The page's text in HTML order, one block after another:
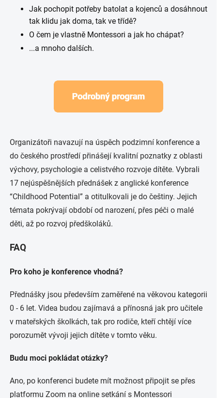
Jak pochopit potřeby batolat a kojenců a dosáhnout
tak klidu jak doma, tak ve třídě?
O čem je vlastně Montessori a jak ho chápat?
...a mnoho dalších.
Organizátoři navazují na úspěch podzimní konference a
do českého prostředí přinášejí kvalitní poznatky z oblasti
výchovy, psychologie a celistvého rozvoje dítěte. Vybrali
17 nejúspěšnějších přednášek z anglické konference
“Childhood Potential” a otitulkovali je do češtiny. Jejich
témata pokrývají období od narození, přes péči o malé
děti, až po rozvoj předškoláků.
FAQ
Pro koho je konference vhodná?
Přednášky jsou především zaměřené na věkovou kategorii
0 - 6 let. Videa budou zajímavá a přínosná jak pro učitele
v mateřských školkách, tak pro rodiče, kteří chtějí více
porozumět vývoji jejich dítěte v tomto věku.
Budu moci pokládat otázky?
Ano, po konferenci budete mít možnost připojit se přes
platformu Zoom na online setkání s Montessori